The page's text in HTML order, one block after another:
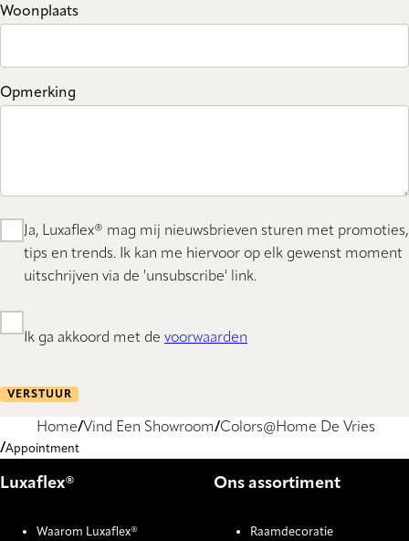
Woonplaats
Opmerking
Ja, Luxaflex® mag mij nieuwsbrieven sturen met promoties,
tips en trends. Ik kan me hiervoor op elk gewenst moment
uitschrijven via de 'unsubscribe' link.
Ik ga akkoord met de voorwaarden
VERSTUUR
Home Vind Een Showroom Colors@Home De Vries
Appointment
Luxaflex®
Waarom Luxaflex®
Ons assortiment
Raamdecoratie